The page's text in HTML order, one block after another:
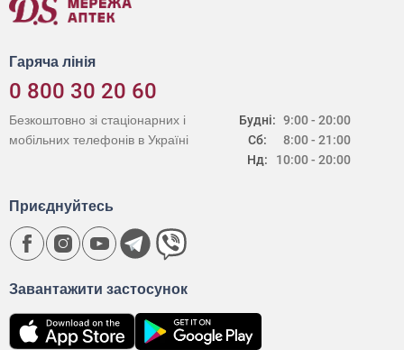
Гаряча лінія
0 800 30 20 60
Будні:
Сб:
Нд:
9:00 - 20:00
8:00 - 21:00
10:00 - 20:00
Безкоштовно зі стаціонарних і
мобільних телефонів в Україні
Завантажити застосунок
Приєднуйтесь